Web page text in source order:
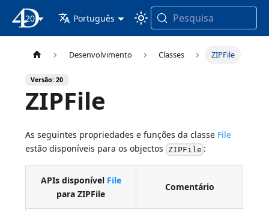
Documentação 4D
20 Português Pesquisa
Desenvolvimento Classes ZIPFile
Versão: 20
ZIPFile
As seguintes propriedades e funções da classe File
estão disponíveis para os objectos ZIPFile :
APIs disponível File
para ZIPFile
Comentário